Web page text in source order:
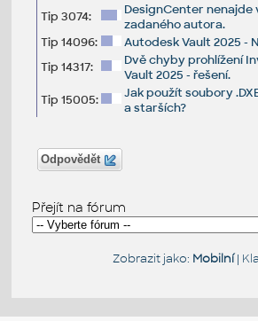
Tip 3074:
DesignCenter nenajde
zadaného autora.
Tip 14096:
Autodesk Vault 2025 -
Tip 14317:
Dvě chyby prohlížení
Vault 2025 - řešení.
Tip 15005:
Jak použít soubory
a starších?
Odpovědět
Přejít na fórum
Zobrazit jako: Mobilní|